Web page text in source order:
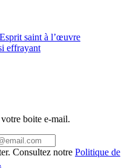
saint à l’œuvre
effrayant
boite e-mail.
Consultez notre Politique de